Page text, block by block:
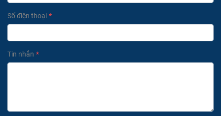
Số điện thoại
Tin nhắn